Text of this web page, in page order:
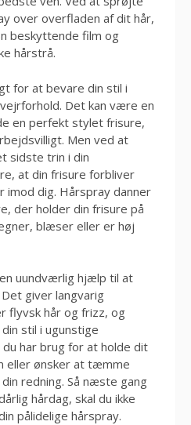
over overfladen af ​​dit hår,
beskyttende film og
hårstrå.
for at bevare din stil i
Det kan være en
en perfekt stylet frisure,
Men ved at
sidste trin i din
at din frisure forbliver
imod dig. Hårspray danner
der holder din frisure på
blæser eller er høj
uundværlig hjælp til at
giver langvarig
flyvsk hår og frizz, og
stil i ugunstige
har brug for at holde dit
eller ønsker at tæmme
redning. Så næste gang
hårdag, skal du ikke
pålidelige hårspray.